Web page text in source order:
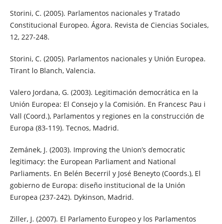
Storini, C. (2005). Parlamentos nacionales y Tratado
Constitucional Europeo. Ágora. Revista de Ciencias Sociales,
12, 227-248.
Storini, C. (2005). Parlamentos nacionales y Unión Europea.
Tirant lo Blanch, Valencia.
Valero Jordana, G. (2003). Legitimación democrática en la
Unión Europea: El Consejo y la Comisión. En Francesc Pau i
Vall (Coord.), Parlamentos y regiones en la construcción de
Europa (83-119). Tecnos, Madrid.
Zemánek, J. (2003). Improving the Union’s democratic
legitimacy: the European Parliament and National
Parliaments. En Belén Becerril y José Beneyto (Coords.), El
gobierno de Europa: diseño institucional de la Unión
Europea (237-242). Dykinson, Madrid.
Ziller, J. (2007). El Parlamento Europeo y los Parlamentos